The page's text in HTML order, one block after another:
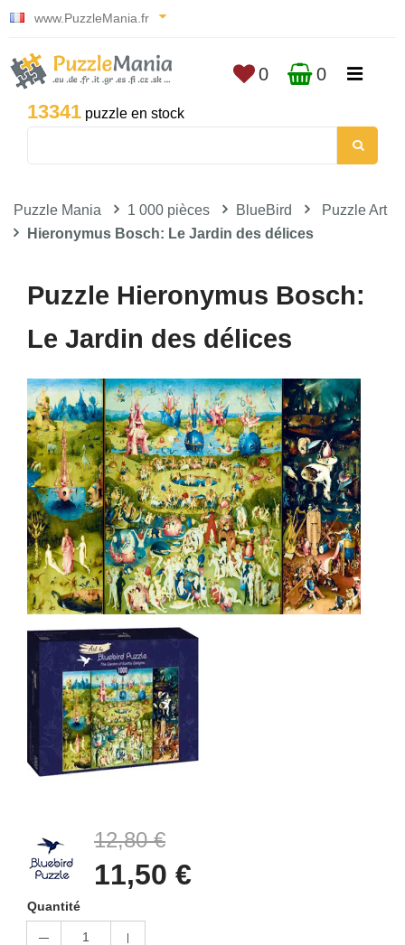
www.PuzzleMania.fr
13341 puzzle en stock
0 0
Puzzle Mania 1 000 pièces BlueBird
Puzzle Art
Hieronymus Bosch: Le Jardin des délices
Puzzle Hieronymus Bosch:
Le Jardin des délices
12,80 €
11,50 €
Quantité
1